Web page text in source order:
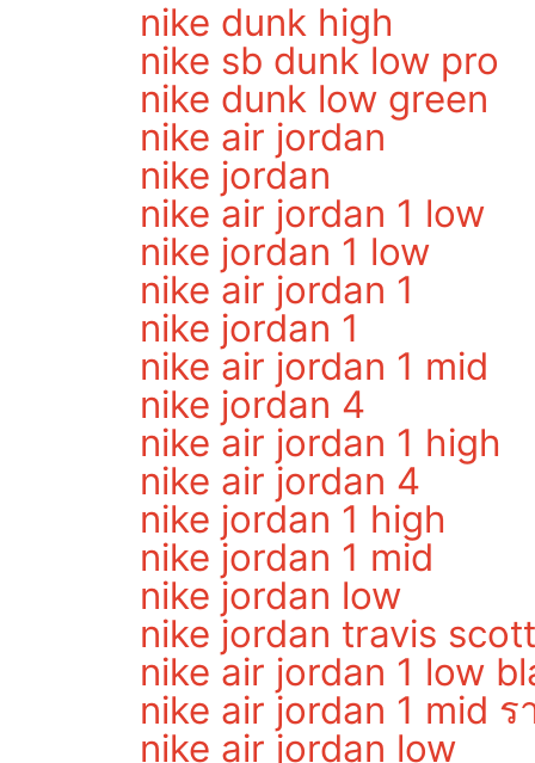
nike dunk high
nike sb dunk low pro
nike dunk low green
nike air jordan
nike jordan
nike air jordan 1 low
nike jordan 1 low
nike air jordan 1
nike jordan 1
nike air jordan 1 mid
nike jordan 4
nike air jordan 1 high
nike air jordan 4
nike jordan 1 high
nike jordan 1 mid
nike jordan low
nike jordan travis scott
nike air jordan 1 low
nike air jordan 1 mid ร
nike air jordan low